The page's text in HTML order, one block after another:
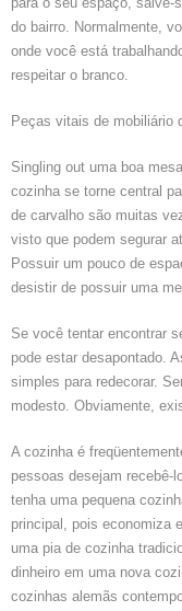
do bairro. Normalmente,
onde você está
respeitar o branco.
Peças vitais de mobiliário
Singling out uma boa
cozinha se torne central
de carvalho são muitas
visto que podem segurar
Possuir um pouco de
desistir de possuir uma
Se você tentar encontrar
pode estar desapontado.
simples para redecorar.
modesto. Obviamente,
A cozinha é
pessoas desejam recebê-
tenha uma pequena
principal, pois economiza
uma pia de cozinha
dinheiro em uma nova
cozinhas alemãs